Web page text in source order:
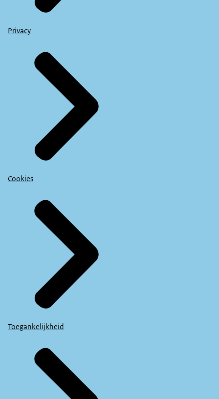
Privacy
Cookies
Toegankelijkheid